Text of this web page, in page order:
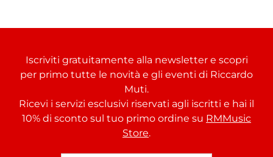
Iscriviti gratuitamente alla newsletter e scopri
per primo tutte le novità e gli eventi di Riccardo
Muti.
Ricevi i servizi esclusivi riservati agli iscritti e hai il
10% di sconto sul tuo primo ordine su RMMusic
Store.